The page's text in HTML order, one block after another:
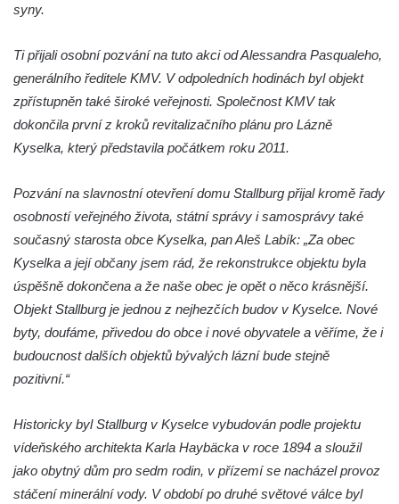
Dům čp. 104 na náměstí T. G. Masaryka ve
Frýdlantu
Dům čp. 102 na náměstí T. G. Masaryka ve
Frýdlantu
náměstí T. G. Masaryka ve Frýdlantu
Dům čp. 95 na náměstí T. G. Masaryka ve
Frýdlantu
Dům čp. 43 v Havlíčkově ulici ve Frýdlantu
Dům čp. 42 v Havlíčkově ulici ve Frýdlantu
Dvojdům čp. 92 a 93 (hotel Bílý kůň) na
náměstí T. G. Masaryka ve Frýdlantu
Dům čp. 3 na náměstí T. G. Masaryka ve
Bývalý špitál čp. 176 ve Frýdlantu
Dům ev.č. 89 v Benešově ulici ve Sloupu v
Čechách
syny.
Ti přijali osobní pozvání na tuto akci od Alessandra Pasqualeho,
generálního ředitele KMV. V odpoledních hodinách byl objekt
zpřístupněn také široké veřejnosti. Společnost KMV tak
dokončila první z kroků revitalizačního plánu pro Lázně
Kyselka, který představila počátkem roku 2011.
Pozvání na slavnostní otevření domu Stallburg přijal kromě řady
osobností veřejného života, státní správy i samosprávy také
současný starosta obce Kyselka, pan Aleš Labík: „Za obec
Kyselka a její občany jsem rád, že rekonstrukce objektu byla
úspěšně dokončena a že naše obec je opět o něco krásnější.
Objekt Stallburg je jednou z nejhezčích budov v Kyselce. Nové
byty, doufáme, přivedou do obce i nové obyvatele a věříme, že i
budoucnost dalších objektů bývalých lázní bude stejně
pozitivní.“
Historicky byl Stallburg v Kyselce vybudován podle projektu
vídeňského architekta Karla Haybäcka v roce 1894 a sloužil
jako obytný dům pro sedm rodin, v přízemí se nacházel provoz
stáčení minerální vody. V období po druhé světové válce byl